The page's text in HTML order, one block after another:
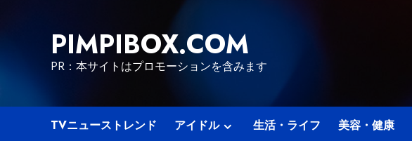
PIMPIBOX.COM
PR：本サイトはプロモーションを含みます
TVニューストレンド アイドル 生活・ライフ 美容・健康